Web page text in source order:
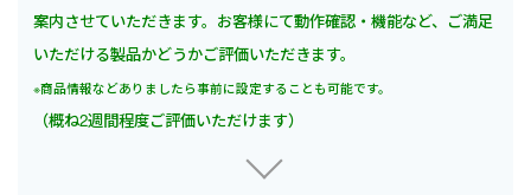
案内させていただきます。お客様にて動作確認・機能など、ご満足
いただける製品かどうかご評価いただきます。
※商品情報などありましたら事前に設定することも可能です。
（概ね2週間程度ご評価いただけます）